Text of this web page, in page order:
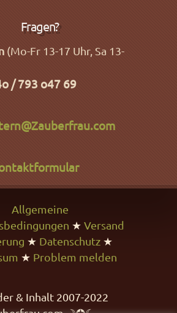
Fragen?
(Mo-Fr 13-17 Uhr, Sa 13-
/ 793 o47 69
Allgemeine
★ Versand
★ Datenschutz ★
★ Problem melden
& Inhalt 2007-2022